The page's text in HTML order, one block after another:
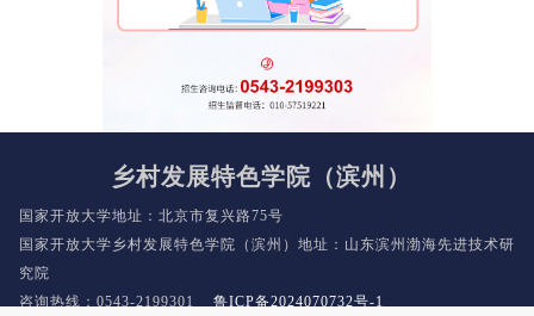
乡村发展特色学院（滨州）
国家开放大学地址：北京市复兴路75号
国家开放大学乡村发展特色学院（滨州）地址：山东滨州渤海先进技术研
究院
咨询热线：0543-2199301 鲁ICP备2024070732号-1